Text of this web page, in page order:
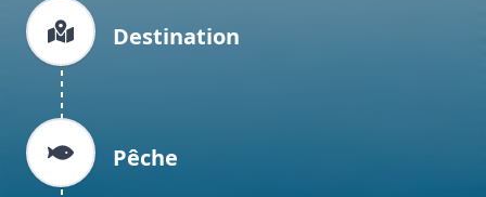
Destination
Pêche